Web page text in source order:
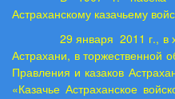
Астраханскому казачьему
29 января 2011 г., в
Астрахани, в торжественной
Правления и казаков
«Казачье Астраханское